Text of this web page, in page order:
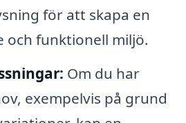
för att skapa en
och funktionell miljö.
Om du har
exempelvis på grund